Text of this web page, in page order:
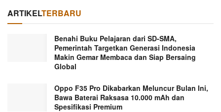
ARTIKELTERBARU
Benahi Buku Pelajaran dari SD-SMA,
Pemerintah Targetkan Generasi Indonesia
Makin Gemar Membaca dan Siap Bersaing
Global
Oppo F35 Pro Dikabarkan Meluncur Bulan Ini,
Bawa Baterai Raksasa 10.000 mAh dan
Spesifikasi Premium